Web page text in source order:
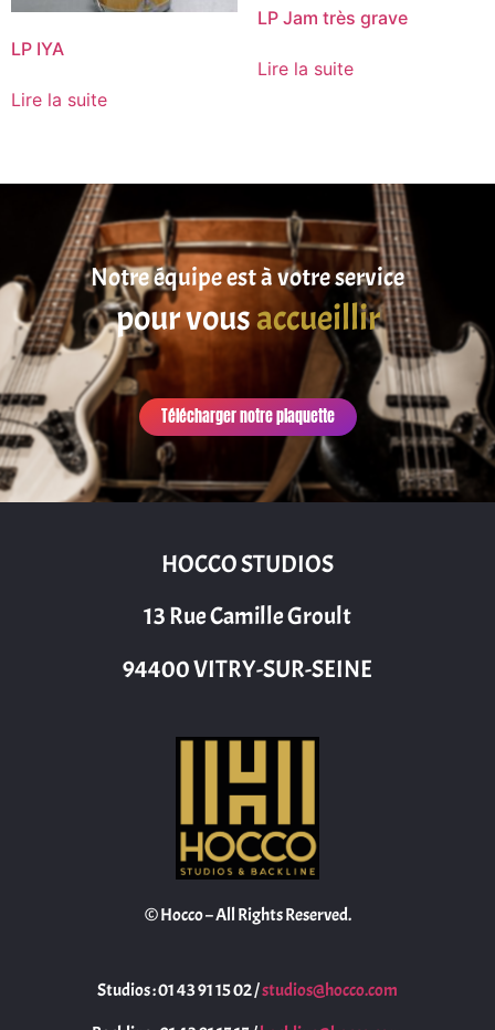
LP IYA
Lire la suite
LP Jam très grave
Lire la suite
Notre équipe est à votre service
pour vousaccueillir
Télécharger notre plaquette
HOCCO STUDIOS
13 Rue Camille Groult
94400 VITRY-SUR-SEINE
© Hocco – All Rights Reserved.
Studios : 01 43 91 15 02 /studios@hocco.com